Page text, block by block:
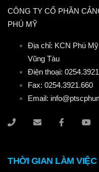
CÔNG TY CỔ PHẦN
PHÚ MỸ
Địa chỉ: KCN Phú
Vũng Tàu
Điện thoại:
Fax: 0254.3921.660
Email:
THỜI GIAN LÀM VIỆC